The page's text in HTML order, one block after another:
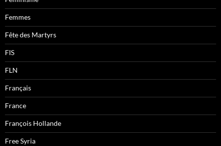
Femmes
Fête des Martyrs
FIS
FLN
Français
France
François Hollande
Free Syria